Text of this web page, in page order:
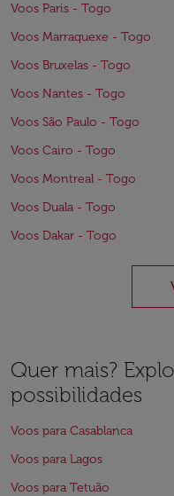
Voos Paris - Togo
Voos Marraquexe - Togo
Voos Bruxelas - Togo
Voos Nantes - Togo
Voos São Paulo - Togo
Voos Cairo - Togo
Voos Montreal - Togo
Voos Duala - Togo
Voos Dakar - Togo
Quer mais?
possibilidades
Voos para Casablanca
Voos para Lagos
Voos para Tetuão